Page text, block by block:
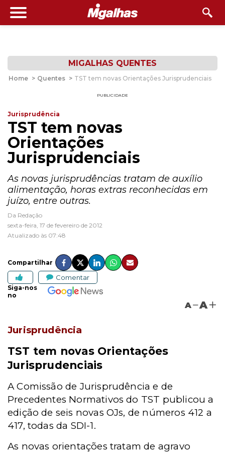
MIGALHAS QUENTES
Home > Quentes > TST tem novas Orientações Jurisprudenciais
PUBLICIDADE
Jurisprudência
TST tem novas
Orientações
Jurisprudenciais
As novas jurisprudências tratam de auxílio
alimentação, horas extras reconhecidas em
juízo, entre outras.
Da Redação
sexta-feira, 17 de fevereiro de 2012
Atualizado às 07:48
Compartilhar
Comentar
Siga-nos
no
A A
Jurisprudência
TST tem novas Orientações
Jurisprudenciais
A Comissão de Jurisprudência e de
Precedentes Normativos do TST publicou a
edição de seis novas OJs, de números 412 a
417, todas da SDI-1.
As novas orientações tratam de agravo